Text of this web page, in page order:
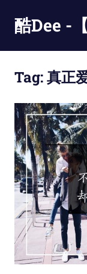
content
酷Dee -
最
有
更
酷
Tag:真正